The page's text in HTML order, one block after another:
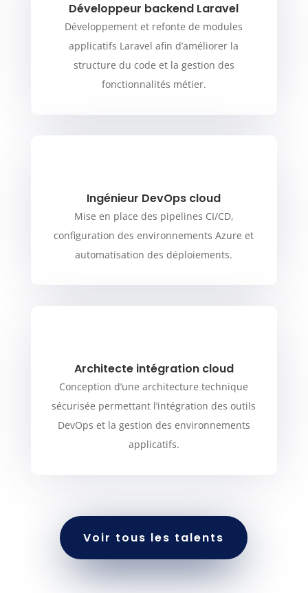
Développeur backend Laravel
Développement et refonte de modules
applicatifs Laravel afin d’améliorer la
structure du code et la gestion des
fonctionnalités métier.
Ingénieur DevOps cloud
Mise en place des pipelines CI/CD,
configuration des environnements Azure et
automatisation des déploiements.
Architecte intégration cloud
Conception d’une architecture technique
sécurisée permettant l’intégration des outils
DevOps et la gestion des environnements
applicatifs.
Voir tous les talents